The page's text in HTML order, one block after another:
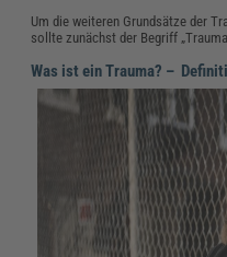
Um die weiteren Grundsätze der
sollte zunächst der Begriff
Was ist ein Trauma? –